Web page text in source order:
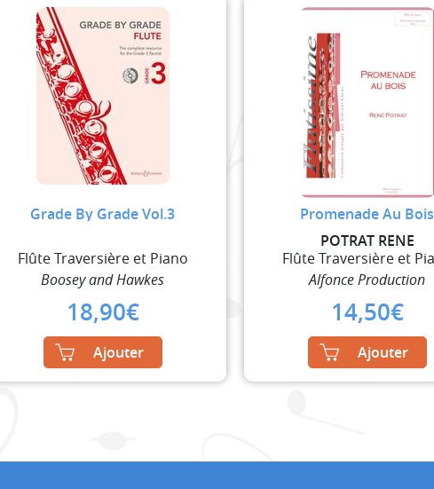
Grade By Grade Vol.3
Flûte Traversière et Piano
Boosey and Hawkes
18,90€
Ajouter
Promenade Au Bois
POTRAT RENE
Flûte Traversière et
Alfonce Production
14,50€
Ajouter